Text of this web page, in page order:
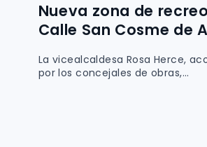
Nueva zona de
Calle San Cosme de
La vicealcaldesa Rosa Herce,
por los concejales de obras,...